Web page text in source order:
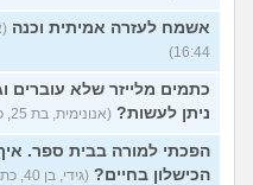
אשמח לעזרה אמיתית וכנה
16:44)
כתמים מלייזר שלא עוברים
ניתן לעשות? (אנונימית, בת 25, כתבה ב-03/08/26 16:33)
הפכתי למורה בבית ספר.
הכישלון בחיים? (גידי, בן 40, כתב ב-03/08/26 16:24)